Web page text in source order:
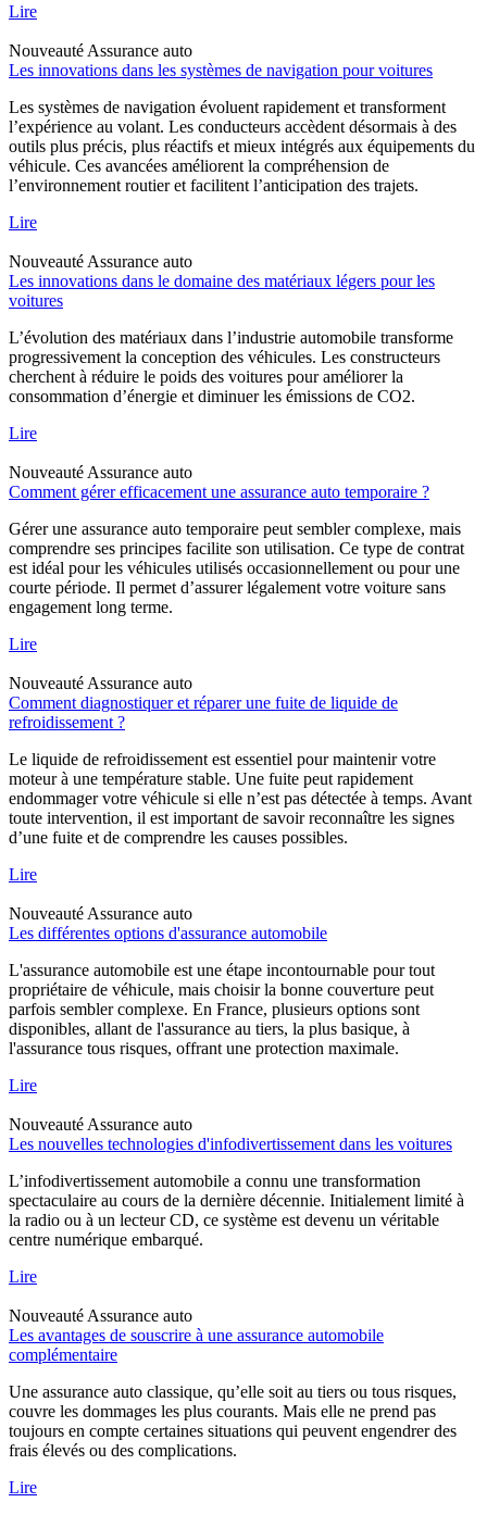
Lire
Nouveauté Assurance auto
Les innovations dans les systèmes de navigation pour voitures
Les systèmes de navigation évoluent rapidement et transforment
l’expérience au volant. Les conducteurs accèdent désormais à des
outils plus précis, plus réactifs et mieux intégrés aux équipements du
véhicule. Ces avancées améliorent la compréhension de
l’environnement routier et facilitent l’anticipation des trajets.
Lire
Nouveauté Assurance auto
Les innovations dans le domaine des matériaux légers pour les
voitures
L’évolution des matériaux dans l’industrie automobile transforme
progressivement la conception des véhicules. Les constructeurs
cherchent à réduire le poids des voitures pour améliorer la
consommation d’énergie et diminuer les émissions de CO2.
Lire
Nouveauté Assurance auto
Comment gérer efficacement une assurance auto temporaire ?
Gérer une assurance auto temporaire peut sembler complexe, mais
comprendre ses principes facilite son utilisation. Ce type de contrat
est idéal pour les véhicules utilisés occasionnellement ou pour une
courte période. Il permet d’assurer légalement votre voiture sans
engagement long terme.
Lire
Nouveauté Assurance auto
Comment diagnostiquer et réparer une fuite de liquide de
refroidissement ?
Le liquide de refroidissement est essentiel pour maintenir votre
moteur à une température stable. Une fuite peut rapidement
endommager votre véhicule si elle n’est pas détectée à temps. Avant
toute intervention, il est important de savoir reconnaître les signes
d’une fuite et de comprendre les causes possibles.
Lire
Nouveauté Assurance auto
Les différentes options d'assurance automobile
L'assurance automobile est une étape incontournable pour tout
propriétaire de véhicule, mais choisir la bonne couverture peut
parfois sembler complexe. En France, plusieurs options sont
disponibles, allant de l'assurance au tiers, la plus basique, à
l'assurance tous risques, offrant une protection maximale.
Lire
Nouveauté Assurance auto
Les nouvelles technologies d'infodivertissement dans les voitures
L’infodivertissement automobile a connu une transformation
spectaculaire au cours de la dernière décennie. Initialement limité à
la radio ou à un lecteur CD, ce système est devenu un véritable
centre numérique embarqué.
Lire
Nouveauté Assurance auto
Les avantages de souscrire à une assurance automobile
complémentaire
Une assurance auto classique, qu’elle soit au tiers ou tous risques,
couvre les dommages les plus courants. Mais elle ne prend pas
toujours en compte certaines situations qui peuvent engendrer des
frais élevés ou des complications.
Lire